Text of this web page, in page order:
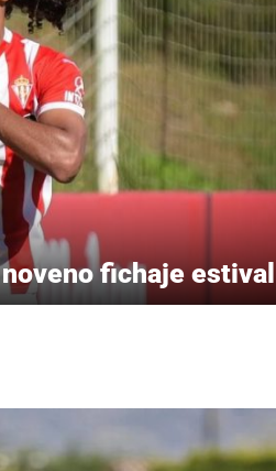
fichaje estival